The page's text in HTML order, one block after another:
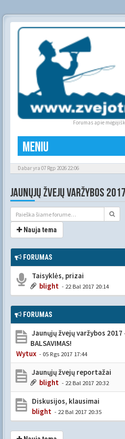
Forumas apie
Meniu
Dabar yra 07 Rgp 2026 22:06
JAUNŲJŲ ŽVEJŲ VARŽYBOS 2017
Nauja tema
FORUMAS
Taisyklės, prizai
blight - 22 Bal 2017 20:14
FORUMAS
Jaunųjų žvejų varžybos 2017
BALSAVIMAS!
Wytux - 05 Rgs 2017 17:44
Jaunųjų žvejų reportažai
blight - 22 Bal 2017 20:32
Diskusijos, klausimai
blight - 22 Bal 2017 20:35